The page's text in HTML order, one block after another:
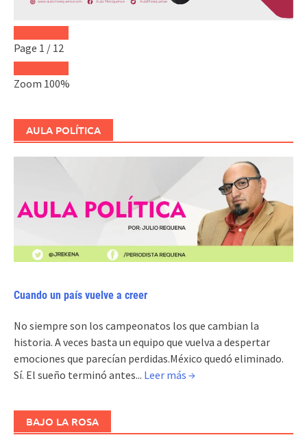
Page 1 / 12
Zoom 100%
AULA POLÍTICA
Cuando un país vuelve a creer
No siempre son los campeonatos los que cambian la
historia. A veces basta un equipo que vuelva a despertar
emociones que parecían perdidas.México quedó eliminado.
Sí. El sueño terminó antes... Leer más →
BAJO LA ROSA